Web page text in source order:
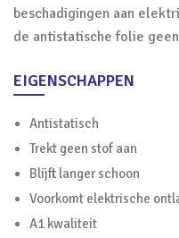
beschadigingen aan
de antistatische folie
EIGENSCHAPPEN
Antistatisch
Trekt geen stof aan
Blijft langer schoon
Voorkomt elektrische
A1 kwaliteit